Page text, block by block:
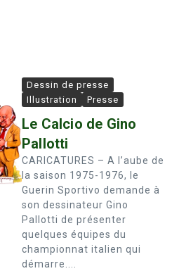
Dessin de presse
Illustration
Presse
Le Calcio de Gino
Pallotti
CARICATURES – A l’aube de
la saison 1975-1976, le
Guerin Sportivo demande à
son dessinateur Gino
Pallotti de présenter
quelques équipes du
championnat italien qui
démarre....